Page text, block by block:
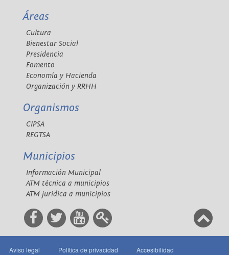
Áreas
Cultura
Bienestar Social
Presidencia
Fomento
Economía y Hacienda
Organización y RRHH
Organismos
CIPSA
REGTSA
Municipios
Información Municipal
ATM técnica a municipios
ATM jurídica a municipios
Aviso legal Política de privacidad Accesibilidad